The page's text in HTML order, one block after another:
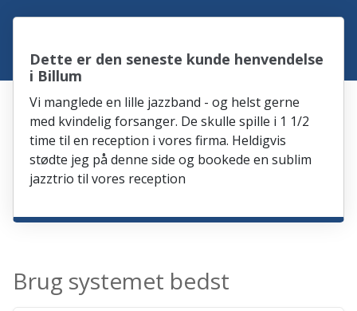
Dette er den seneste kunde henvendelse
i Billum
Vi manglede en lille jazzband - og helst gerne
med kvindelig forsanger. De skulle spille i 1 1/2
time til en reception i vores firma. Heldigvis
stødte jeg på denne side og bookede en sublim
jazztrio til vores reception
Brug systemet bedst